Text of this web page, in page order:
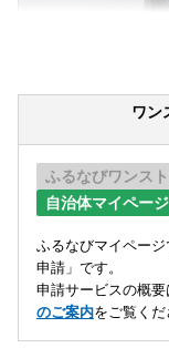
ワン
ふるなびワンス
自治体マイページ
ふるなびマイペー
申請」です。
申請サービスの概要
のご案内をご覧くだ